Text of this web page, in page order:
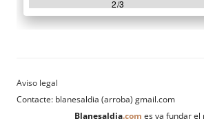
Contacte: blanesaldia (arroba) gmail.com
Blanesaldia.com es va fundar el